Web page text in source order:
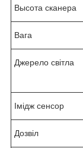
Высота сканера
Вага
Джерело світла
Імідж сенсор
Дозвіл